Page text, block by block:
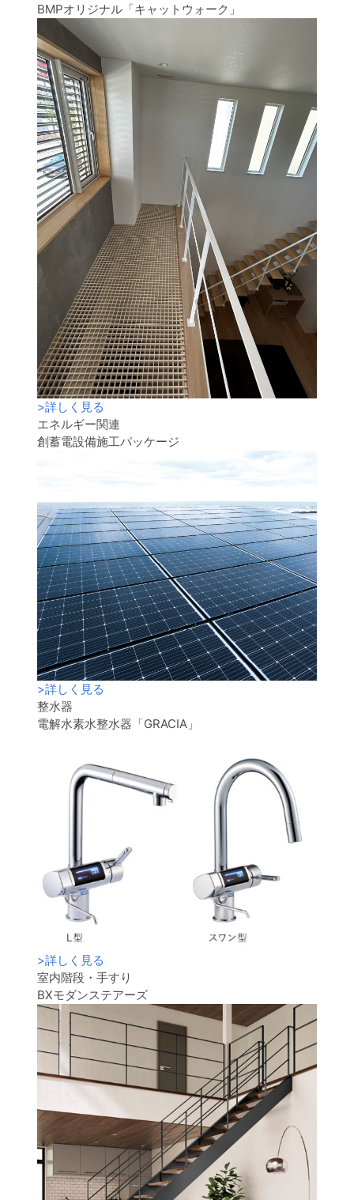
BMPオリジナル「キャットウォーク」
>詳しく見る
エネルギー関連
創蓄電設備施工パッケージ
>詳しく見る
整水器
電解水素水整水器「GRACIA」
>詳しく見る
室内階段・手すり
BXモダンステアーズ